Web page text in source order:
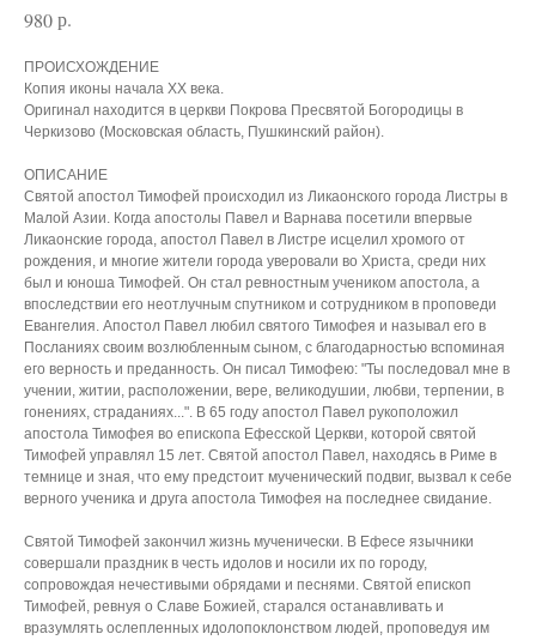
980р.
ПРОИСХОЖДЕНИЕ
Копия иконы начала XX века.
Оригинал находится в церкви Покрова Пресвятой Богородицы в
Черкизово (Московская область, Пушкинский район).
ОПИСАНИЕ
Святой апостол Тимофей происходил из Ликаонского города Листры в
Малой Азии. Когда апостолы Павел и Варнава посетили впервые
Ликаонские города, апостол Павел в Листре исцелил хромого от
рождения, и многие жители города уверовали во Христа, среди них
был и юноша Тимофей. Он стал ревностным учеником апостола, а
впоследствии его неотлучным спутником и сотрудником в проповеди
Евангелия. Апостол Павел любил святого Тимофея и называл его в
Посланиях своим возлюбленным сыном, с благодарностью вспоминая
его верность и преданность. Он писал Тимофею: "Ты последовал мне в
учении, житии, расположении, вере, великодушии, любви, терпении, в
гонениях, страданиях...". В 65 году апостол Павел рукоположил
апостола Тимофея во епископа Ефесской Церкви, которой святой
Тимофей управлял 15 лет. Святой апостол Павел, находясь в Риме в
темнице и зная, что ему предстоит мученический подвиг, вызвал к себе
верного ученика и друга апостола Тимофея на последнее свидание.
Святой Тимофей закончил жизнь мученически. В Ефесе язычники
совершали праздник в честь идолов и носили их по городу,
сопровождая нечестивыми обрядами и песнями. Святой епископ
Тимофей, ревнуя о Славе Божией, старался останавливать и
вразумлять ослепленных идолопоклонством людей, проповедуя им